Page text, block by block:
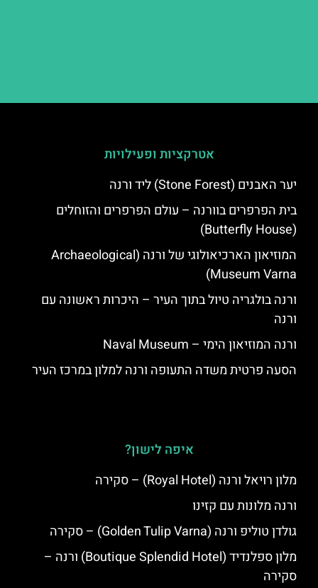
אטרקציות ופעילויות
יער האבנים (Stone Forest) ליד ורנה
בית הפרפרים בוורנה – עולם הפרפרים והזוחלים
(Butterfly House)
המוזיאון הארכיאולוגי של ורנה (Archaeological
Museum Varna)
ורנה בולגריה טיול בתוך העיר – היכרות ראשונה עם
ורנה
ורנה המוזיאון הימי – Naval Museum
הסעה פרטית משדה התעופה ורנה למלון במרכז העיר
איפה לישון?
מלון רויאל ורנה (Royal Hotel) – סקירה
ורנה מלונות עם קזינו
גולדן טוליפ ורנה (Golden Tulip Varna) – סקירה
מלון ספלנדיד (Boutique Splendid Hotel) ורנה –
סקירה